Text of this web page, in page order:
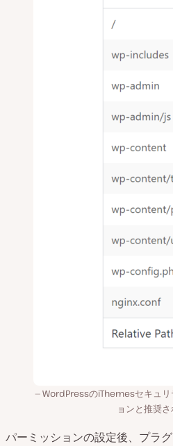
WordPressのiThemesセキュ
ョンと推奨
パーミッションの設定後、プラ